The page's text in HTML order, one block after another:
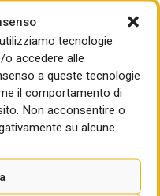
tecnologie
accedere alle
a queste tecnologie
il comportamento di
Non acconsentire o
su alcune
regione considerata
Velocità italiana. Oggi
della Tav a
della Regione
accompagna a tutto il
in tema di mobilità
sblocco della Cisterna-
l’avvio del raddoppio